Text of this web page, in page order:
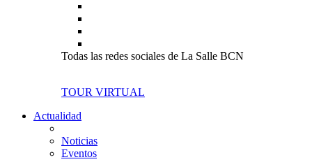
Todas las redes sociales de La Salle BCN
TOUR VIRTUAL
Actualidad
Noticias
Eventos